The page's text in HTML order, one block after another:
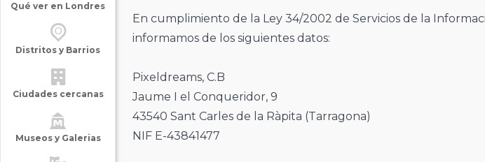
Qué ver en Londres
Distritos y Barrios
Ciudades cercanas
Museos y Galerias
En cumplimiento de la Ley 34/2002 de Servicios de la
informamos de los siguientes datos:
Pixeldreams, C.B
Jaume I el Conqueridor, 9
43540 Sant Carles de la Ràpita (Tarragona)
NIF E-43841477